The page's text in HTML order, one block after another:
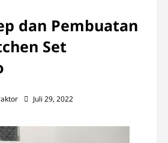
dan Pembuatan
Set
Juli 29, 2022